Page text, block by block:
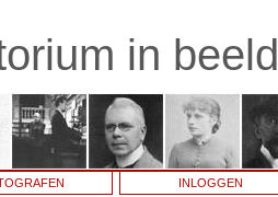
in beeld
INLOGGEN